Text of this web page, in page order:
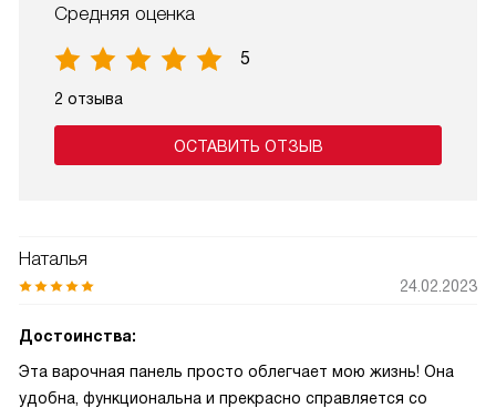
Средняя оценка
5
2 отзыва
ОСТАВИТЬ ОТЗЫВ
Наталья
24.02.2023
Достоинства:
Эта варочная панель просто облегчает мою жизнь! Она
удобна, функциональна и прекрасно справляется со